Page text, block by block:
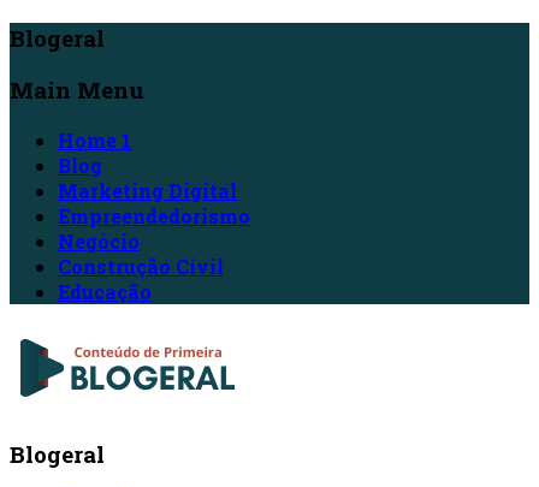
Blogeral
Main Menu
Home 1
Blog
Marketing Digital
Empreendedorismo
Negócio
Construção Civil
Educação
Blogeral